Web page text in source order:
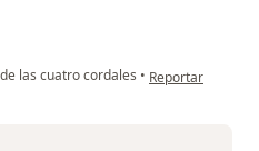
las cuatro cordales • en opinión del
Reportar